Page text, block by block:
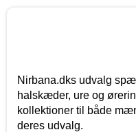
Nirbana.dks udvalg
halskæder, ure og
kollektioner til både
deres udvalg.